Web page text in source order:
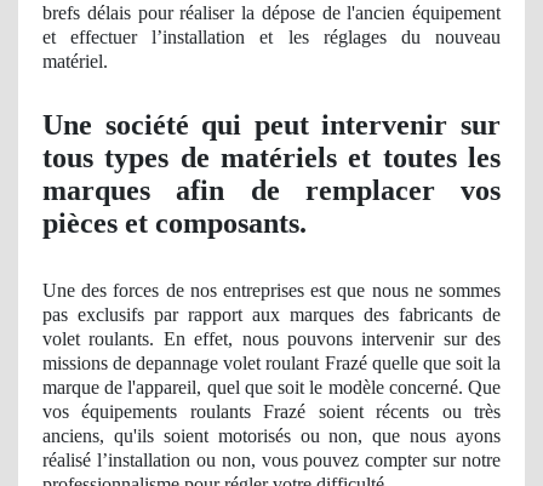
brefs délais pour réaliser la dépose de l'ancien équipement
et effectuer l’installation et les réglages du nouveau
matériel.
Une société qui peut intervenir sur
tous types de matériels et toutes les
marques afin de remplacer vos
pièces et composants.
Une des forces de nos entreprises est que nous ne sommes
pas exclusifs par rapport aux marques des fabricants de
volet roulants. En effet, nous pouvons intervenir sur des
missions de depannage volet roulant Frazé quelle que soit la
marque de l'appareil, quel que soit le modèle concerné. Que
vos équipements roulants Frazé soient récents ou très
anciens, qu'ils soient motorisés ou non, que nous ayons
réalisé l’installation ou non, vous pouvez compter sur notre